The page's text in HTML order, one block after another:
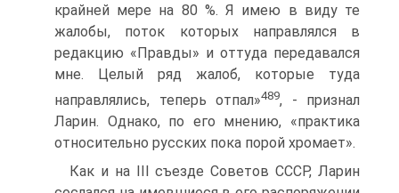
крайней мере на 80 %. Я имею в виду те
жалобы, поток которых направлялся в
редакцию «Правды» и оттуда передавался
мне. Целый ряд жалоб, которые туда
направлялись, теперь отпал»489, - признал
Ларин. Однако, по его мнению, «практика
относительно русских пока порой хромает».
Как и на III съезде Советов СССР, Ларин